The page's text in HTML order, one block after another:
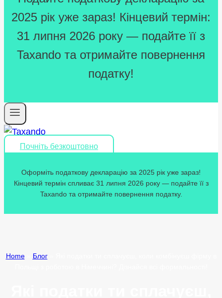
2025 рік уже зараз! Кінцевий термін:
31 липня 2026 року — подайте її з
Taxando та отримайте повернення
податку!
Почніть безкоштовно
Оформіть податкову декларацію за 2025 рік уже зараз!
Кінцевий термін спливає 31 липня 2026 року — подайте її з
Taxando та отримайте повернення податку.
Home» Блог»